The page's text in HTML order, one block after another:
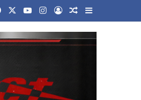
FacebookYouTubeInstagram
Log InRandom Article
Sidebar